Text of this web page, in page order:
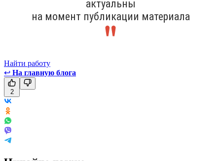
актуальны
на момент публикации материала
Найти работу
↩ На главную блога
2